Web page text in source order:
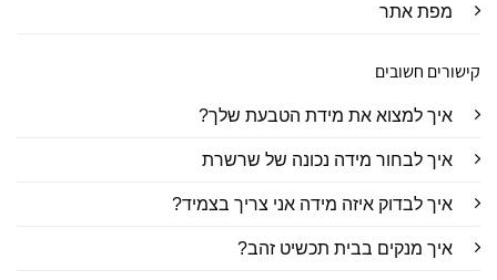
מפת אתר
קישורים חשובים
איך למצוא את מידת הטבעת שלך?
איך לבחור מידה נכונה של שרשרת
איך לבדוק איזה מידה אני צריך בצמיד?
איך מנקים בבית תכשיט זהב?